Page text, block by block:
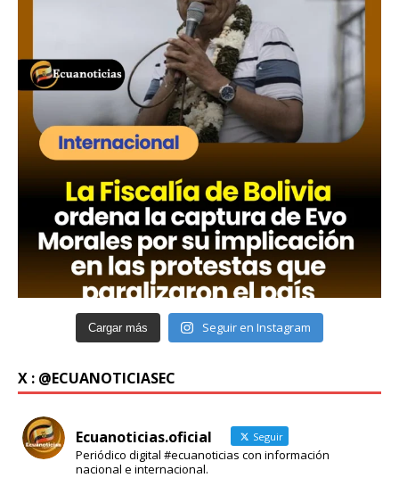
Cargar más Seguir en Instagram
X : @ECUANOTICIASEC
Ecuanoticias.oficial Seguir
Periódico digital #ecuanoticias con información
nacional e internacional.